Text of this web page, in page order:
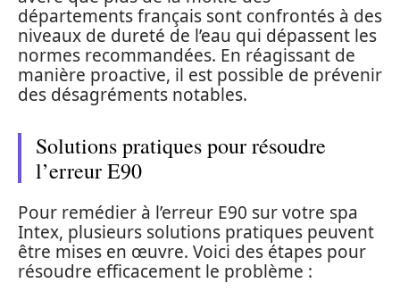
départements français sont confrontés à des
niveaux de dureté de l’eau qui dépassent les
normes recommandées. En réagissant de
manière proactive, il est possible de prévenir
des désagréments notables.
Solutions pratiques pour résoudre
l’erreur E90
Pour remédier à l’erreur E90 sur votre spa
Intex, plusieurs solutions pratiques peuvent
être mises en œuvre. Voici des étapes pour
résoudre efficacement le problème :